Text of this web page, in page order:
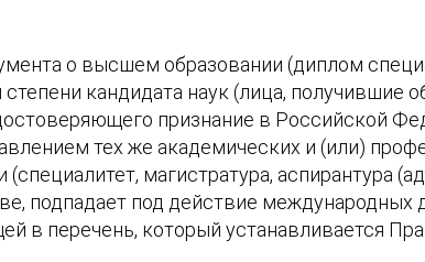
о высшем образовании (диплом
кандидата наук (лица, получившие
признание в Российской
тех же академических и (или)
магистратура, аспирантура
подпадает под действие
в перечень, который устанавливается